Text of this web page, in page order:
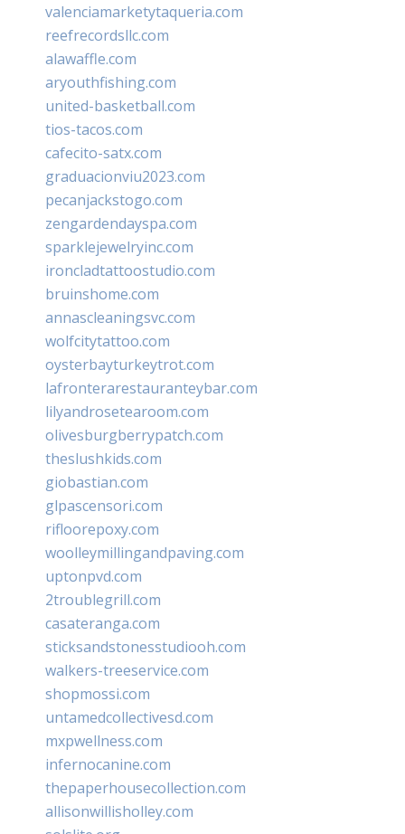
valenciamarketytaqueria.com
reefrecordsllc.com
alawaffle.com
aryouthfishing.com
united-basketball.com
tios-tacos.com
cafecito-satx.com
graduacionviu2023.com
pecanjackstogo.com
zengardendayspa.com
sparklejewelryinc.com
ironcladtattoostudio.com
bruinshome.com
annascleaningsvc.com
wolfcitytattoo.com
oysterbayturkeytrot.com
lafronterarestauranteybar.com
lilyandrosetearoom.com
olivesburgberrypatch.com
theslushkids.com
giobastian.com
glpascensori.com
rifloorepoxy.com
woolleymillingandpaving.com
uptonpvd.com
2troublegrill.com
casateranga.com
sticksandstonesstudiooh.com
walkers-treeservice.com
shopmossi.com
untamedcollectivesd.com
mxpwellness.com
infernocanine.com
thepaperhousecollection.com
allisonwillisholley.com